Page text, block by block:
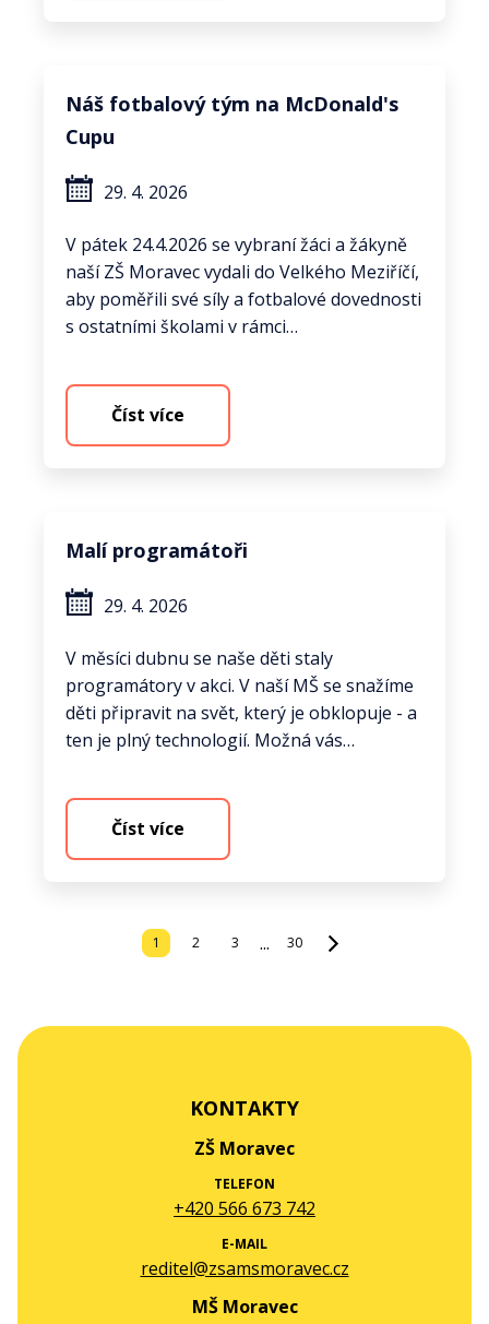
Náš fotbalový tým na McDonald's
Cupu
29. 4. 2026
V pátek 24.4.2026 se vybraní žáci a žákyně
naší ZŠ Moravec vydali do Velkého Meziříčí,
aby poměřili své síly a fotbalové dovednosti
s ostatními školami v rámci…
Číst více
Malí programátoři
29. 4. 2026
V měsíci dubnu se naše děti staly
programátory v akci. V naší MŠ se snažíme
děti připravit na svět, který je obklopuje - a
ten je plný technologií. Možná vás…
Číst více
1 2 3 ... 30
KONTAKTY
ZŠ Moravec
TELEFON
+420 566 673 742
E-MAIL
reditel@zsamsmoravec.cz
MŠ Moravec